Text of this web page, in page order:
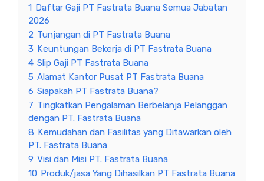
1 Daftar Gaji PT Fastrata Buana Semua Jabatan
2026
2 Tunjangan di PT Fastrata Buana
3 Keuntungan Bekerja di PT Fastrata Buana
4 Slip Gaji PT Fastrata Buana
5 Alamat Kantor Pusat PT Fastrata Buana
6 Siapakah PT Fastrata Buana?
7 Tingkatkan Pengalaman Berbelanja Pelanggan
dengan PT. Fastrata Buana
8 Kemudahan dan Fasilitas yang Ditawarkan oleh
PT. Fastrata Buana
9 Visi dan Misi PT. Fastrata Buana
10 Produk/jasa Yang Dihasilkan PT Fastrata Buana